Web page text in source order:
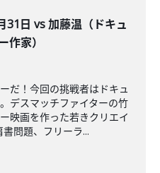
31日 vs 加藤温（ドキュ
作家）
だ！今回の挑戦者はドキュ
デスマッチファイターの竹
映画を作った若きクリエイ
問題、フリーラ...